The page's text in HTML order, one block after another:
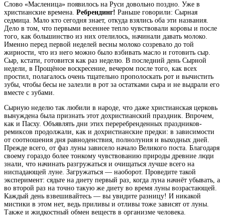
Слово «Масленица» появилось на Руси довольно поздно. Уже в
христианские времена. Ребрендинг! Раньше говорили: Сырная
седмица. Мало кто сегодня знает, откуда взялись оба эти названия.
Дело в том, что первыми весеннее тепло чувствовали коровы и после
того, как большинство из них отелилось, начинали давать молоко.
Именно перед первой неделей весны молоко созревало до той
жирности, что из него можно было взбивать масло и готовить сыр.
Сыр, кстати, готовится как раз неделю. В последний день Сырной
недели, в Прощёное воскресение, вечером после того, как всех
простил, полагалось очень тщательно прополоскать рот и вычистить
зубы, чтобы бесы не залезли в рот за остатками сыра и не выдрали его
вместе с зубами.
Сырную неделю так любили в народе, что даже христианская церковь
вынуждена была признать этот дохристианский праздник. Впрочем,
как и Пасху. Объявлять дни этих переребренденных праздников-
ремиксов продолжали, как и дохристианские предки: в зависимости
от соотношения дня равноденствия, полнолуния и выходных дней.
Прежде всего, от фаз луны зависело начало Великого поста. Благодаря
своему гораздо более тонкому чувствованию природы древние люди
знали, что начинать разгружаться и очищаться лучше всего на
ниспадающей луне. Загружаться — наоборот. Проведите такой
эксперимент: сядьте на диету первый раз, когда луна начнёт убывать, а
во второй раз на точно такую же диету во время луны возрастающей.
Каждый день взвешивайтесь — вы увидите разницу! И никакой
мистики в этом нет, ведь приливы и отливы тоже зависят от луны.
Также и жидкостный обмен веществ в организме человека.